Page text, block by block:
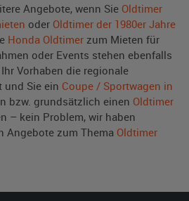
Angebote, wenn Sie Oldtimer
oder Oldtimer der 1980er Jahre
Honda Oldtimer zum Mieten für
oder Events stehen ebenfalls
Vorhaben die regionale
und Sie ein Coupe / Sportwagen in
bzw. grundsätzlich einen Oldtimer
– kein Problem, wir haben
Angebote zum Thema Oldtimer